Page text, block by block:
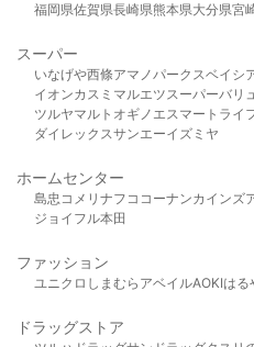
福岡県佐賀県長崎県熊本県大分県宮
スーパー
いなげや西條アマノパークスベイシ
イオンカスミ マルエツスーパーバリ
ツルヤマルト オギノ エスマート ライ
ダイレックスサンエーイズミヤ
ホームセンター
島忠 コメリ ナフコ コーナンカインズ
ジョイフル本田
ファッション
ユニクロ しまむら アベイルAOKIはる
ドラッグストア